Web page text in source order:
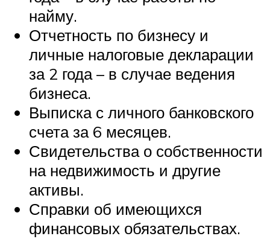
найму.
Отчетность по бизнесу и
личные налоговые декларации
за 2 года – в случае ведения
бизнеса.
Выписка с личного банковского
счета за 6 месяцев.
Свидетельства о собственности
на недвижимость и другие
активы.
Справки об имеющихся
финансовых обязательствах.